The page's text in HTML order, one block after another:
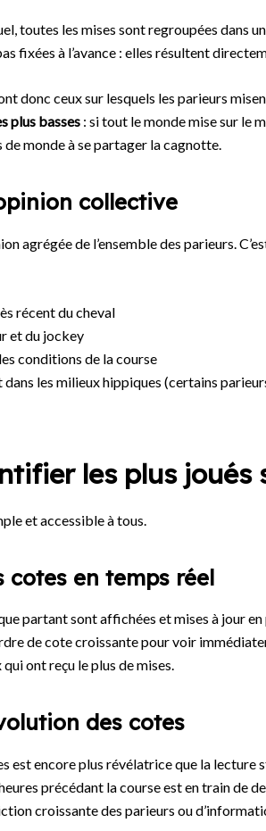
toutes les mises sont regroupées dans
fixées à l’avance : elles résultent
donc ceux sur lesquels les parieurs
plus basses : si tout le monde mise sur le
monde à se partager la cagnotte.
collective
agrégée de l’ensemble des parieurs.
récent du cheval
et du jockey
conditions de la course
les milieux hippiques (certains
les plus joués
et accessible à tous.
cotes en temps réel
partant sont affichées et mises à jour
de cote croissante pour voir
ont reçu le plus de mises.
des cotes
est encore plus révélatrice que la
précédant la course est en train de
croissante des parieurs ou